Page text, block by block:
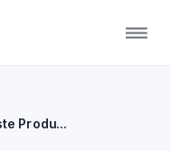
Checklist: Je Eerste Product op Bol.com Plaatsen